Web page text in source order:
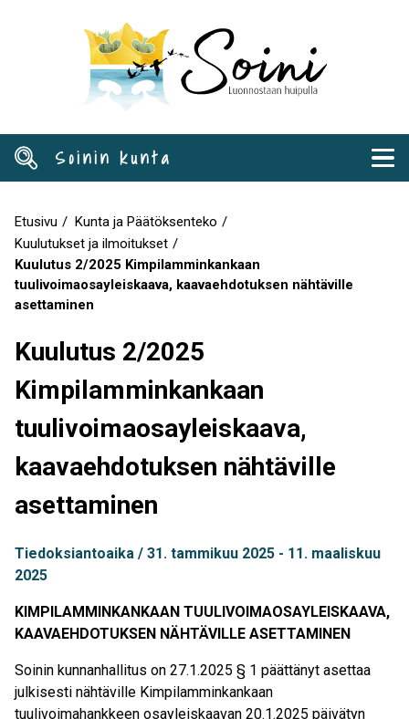
Soinin kunta
Murupolku
Etusivu
Kunta ja Päätöksenteko
Kuulutukset ja ilmoitukset
Kuulutus 2/2025 Kimpilamminkankaan
tuulivoimaosayleiskaava, kaavaehdotuksen nähtäville
asettaminen
Kuulutus 2/2025
Kimpilamminkankaan
tuulivoimaosayleiskaava,
kaavaehdotuksen nähtäville
asettaminen
Tiedoksiantoaika 31. tammikuu 2025
11. maaliskuu
2025
KIMPILAMMINKANKAAN TUULIVOIMAOSAYLEISKAAVA,
KAAVAEHDOTUKSEN NÄHTÄVILLE ASETTAMINEN
Soinin kunnanhallitus on 27.1.2025 § 1 päättänyt asettaa
julkisesti nähtäville Kimpilamminkankaan
tuulivoimahankkeen osayleiskaavan 20.1.2025 päivätyn